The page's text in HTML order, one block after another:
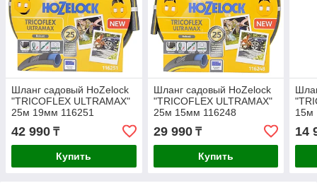
Шланг садовый HoZelock
"TRICOFLEX ULTRAMAX"
25м 19мм 116251
42 990 ₸
Купить
Шланг садовый HoZelock
"TRICOFLEX ULTRAMAX"
25м 15мм 116248
29 990₸
Купить
15м
14